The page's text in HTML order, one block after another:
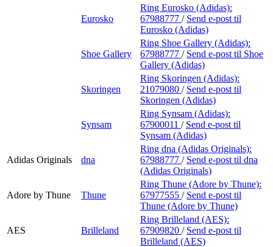
Eurosko
Ring Eurosko (Adidas):
67988777 / Send e-post til
Eurosko (Adidas)
Shoe Gallery
Ring Shoe Gallery (Adidas):
67988777 / Send e-post til Shoe
Gallery (Adidas)
Skoringen
Ring Skoringen (Adidas):
21079080 / Send e-post til
Skoringen (Adidas)
Synsam
Ring Synsam (Adidas):
67900011 / Send e-post til
Synsam (Adidas)
Adidas Originals dna
Ring dna (Adidas Originals):
67988777 / Send e-post til dna
(Adidas Originals)
Adore by Thune Thune
Ring Thune (Adore by Thune):
67977555 / Send e-post til
Thune (Adore by Thune)
AES Brilleland
Ring Brilleland (AES):
67909820 / Send e-post til
Brilleland (AES)